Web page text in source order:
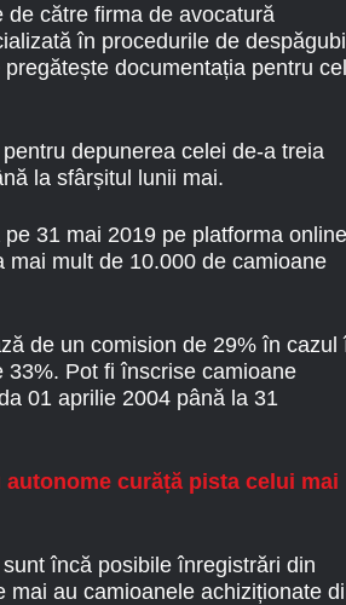
către firma de avocatură
în procedurile de
documentația pentru cel
depunerea celei de-a treia
la sfârșitul lunii mai.
31 mai 2019 pe platforma online
mai mult de 10.000 de camioane
de un comision de 29% în cazul
Pot fi înscrise camioane
01 aprilie 2004 până la 31
autonome curăță pista celui mai
încă posibile înregistrări din
au camioanele achiziționate